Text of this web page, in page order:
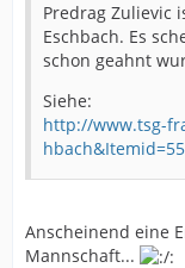
Predrag Zulievic
Eschbach. Es
schon geahnt
Siehe:
http://www.tsg-
hbach&Itemid=55
Anscheinend eine
Mannschaft...